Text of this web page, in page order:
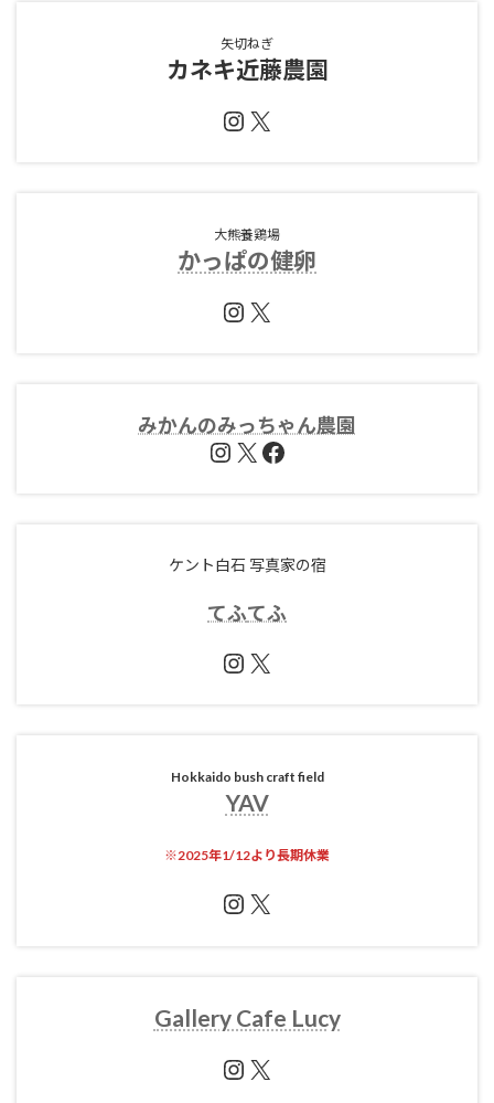
矢切ねぎ
カネキ近藤農園
Instagram
X
大熊養鶏場
かっぱの健卵
Instagram
X
みかんのみっちゃん農園
Instagram
X Facebook
ケント白石 写真家の宿
てふてふ
Instagram
X
Hokkaido bush craft field
YAV
※2025年1/12より長期休業
Instagram
X
Gallery Cafe Lucy
Instagram
X